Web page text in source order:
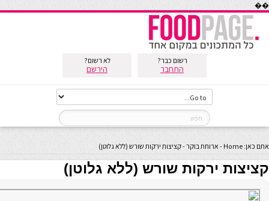
��
רשום כבר?
התחבר
לא רשום?
הירשם
אתם כאן: Home
- ארוחת בוקר-קציצות ירקות שורש (ללא גלוטן)
קציצות ירקות שורש (ללא גלוטן)